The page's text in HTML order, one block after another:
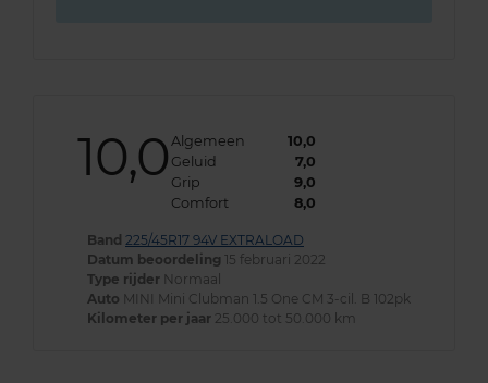
10,0 Algemeen
10,0
Geluid
7,0
Grip
9,0
Comfort
8,0
Band 225/45R17 94V EXTRALOAD
Datum beoordeling 15 februari 2022
Type rijder Normaal
Auto MINI Mini Clubman 1.5 One CM 3-cil. B 102pk
Kilometer per jaar 25.000 tot 50.000 km